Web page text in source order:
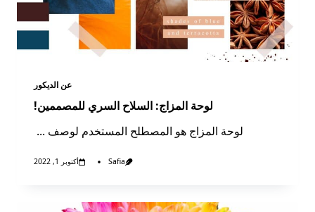
عن الديكور​
لوحة المزاج: السلاح السري للمصممين!
لوحة المزاج هو المصطلح المستخدم لوصف ...
Safia أكتوبر 1, 2022